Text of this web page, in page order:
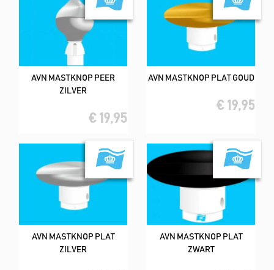
AVN MASTKNOP PEER
ZILVER
€ 19,95
AVN MASTKNOP PLAT GOUD
€ 19,95
AVN MASTKNOP PLAT
ZILVER
AVN MASTKNOP PLAT
ZWART